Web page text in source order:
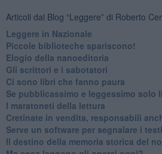
Articoli dal Blog “Leggere” di Roberto
​Leggere in Nazionale
​Piccole biblioteche spariscono!
​Elogio della nanoeditoria
Gli scrittori e i sabotatori
Ci sono libri che fanno paura
Se pubblicassimo e leggessimo solo
I maratoneti della lettura
Cretinate in vendita, responsabili
Serve un software per segnalare i
​Il destino della memoria storica del